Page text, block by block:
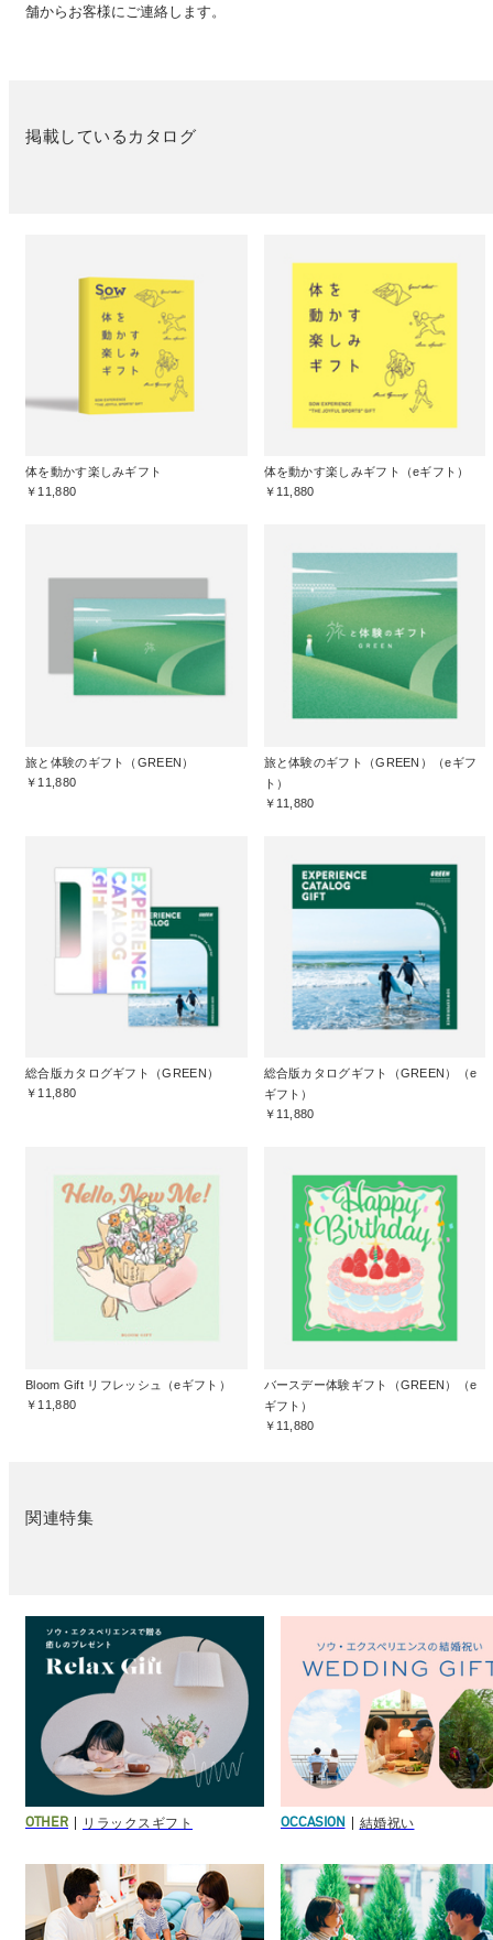
舗からお客様にご連絡します。
掲載しているカタログ
体を動かす楽しみギフト
￥11,880
体を動かす楽しみギフト（eギフト）
￥11,880
旅と体験のギフト（GREEN）
￥11,880
旅と体験のギフト（GREEN）（eギフ
ト）
￥11,880
総合版カタログギフト（GREEN）
￥11,880
総合版カタログギフト（GREEN）（e
ギフト）
￥11,880
Bloom Gift リフレッシュ（eギフト）
￥11,880
バースデー体験ギフト（GREEN）（e
ギフト）
￥11,880
関連特集
OTHER リラックスギフト OCCASION 結婚祝い